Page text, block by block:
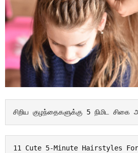
சிறிய குழந்தைகளுக்கு 5 நிமிட
11 Cute 5-Minute Hairstyles